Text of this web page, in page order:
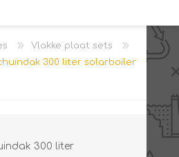
doorstromer
Vlakke plaat sets
300 liter solarboiler
300 liter